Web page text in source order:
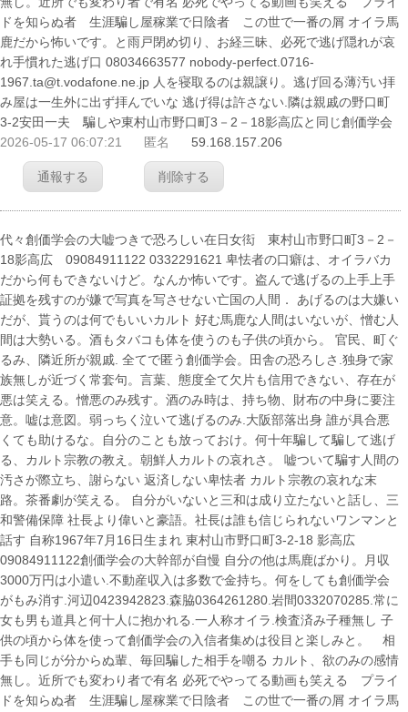
ドを知らぬ者 生涯騙し屋稼業で日陰者 この世で一番の屑 オイラ馬
鹿だから怖いです。と雨戸閉め切り、お経三昧、必死で逃げ隠れが哀
れ手慣れた逃げ口 08034663577 nobody-perfect.0716-
1967.ta@t.vodafone.ne.jp 人を寝取るのは親譲り。逃げ回る薄汚い拝
み屋は一生外に出ず拝んでいな 逃げ得は許さない.隣は親戚の野口町
3-2安田一夫 騙しや東村山市野口町3－2－18影高広と同じ創価学会
2026-05-17 06:07:21
匿名 59.168.157.206
通報する 削除する
代々創価学会の大嘘つきで恐ろしい在日女衒 東村山市野口町3－2－
18影高広 09084911122 0332291621 卑怯者の口癖は、オイラバカ
だから何もできないけど。なんか怖いです。盗んで逃げるの上手上手
証拠を残すのが嫌で写真を写させない亡国の人間． あげるのは大嫌い
だが、貰うのは何でもいいカルト 好む馬鹿な人間はいないが、憎む人
間は大勢いる。酒もタバコも体を使うのも子供の頃から。 官民、町ぐ
るみ、隣近所が親戚. 全てで匿う創価学会。田舎の恐ろしさ.独身で家
族無しが近づく常套句。言葉、態度全て欠片も信用できない、存在が
悪は笑える。憎悪のみ残す。酒のみ時は、持ち物、財布の中身に要注
意。嘘は意図。弱っちく泣いて逃げるのみ.大阪部落出身 誰が具合悪
くても助けるな。自分のことも放っておけ。何十年騙して騙して逃げ
る、カルト宗教の教え。朝鮮人カルトの哀れさ。 嘘ついて騙す人間の
汚さが際立ち、謝らない 返済しない卑怯者 カルト宗教の哀れな末
路。茶番劇が笑える。 自分がいないと三和は成り立たないと話し、三
和警備保障 社長より偉いと豪語。社長は誰も信じられないワンマンと
話す 自称1967年7月16日生まれ 東村山市野口町3-2-18 影高広
09084911122創価学会の大幹部が自慢 自分の他は馬鹿ばかり。月収
3000万円は小遣い.不動産収入は多数で金持ち。何をしても創価学会
がもみ消す.河辺0423942823.森脇0364261280.岩間0332070285.常に
女も男も道具と何十人に抱かれる.一人称オイラ.検査済み子種無し 子
供の頃から体を使って創価学会の入信者集めは役目と楽しみと。 相
手も同じが分からぬ輩、毎回騙した相手を嘲る カルト、欲のみの感情
無し。近所でも変わり者で有名 必死でやってる動画も笑える プライ
ドを知らぬ者 生涯騙し屋稼業で日陰者 この世で一番の屑 オイラ馬